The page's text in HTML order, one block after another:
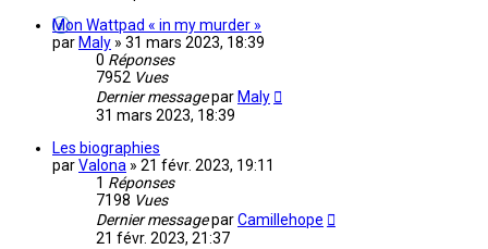
Mon Wattpad « in my murder »
par Maly » 31 mars 2023, 18:39
0 Réponses
7952 Vues
Dernier messagepar Maly
31 mars 2023, 18:39
Les biographies
parValona » 21 févr. 2023, 19:11
1 Réponses
7198 Vues
Dernier messageparCamillehope
21 févr. 2023, 21:37